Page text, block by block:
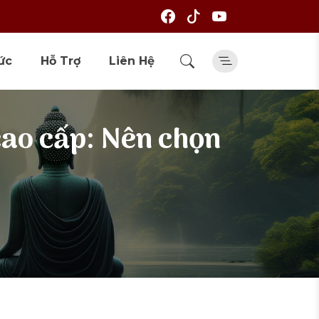
Hỗ Trợ Liên Hệ
cấp: Nên chọn